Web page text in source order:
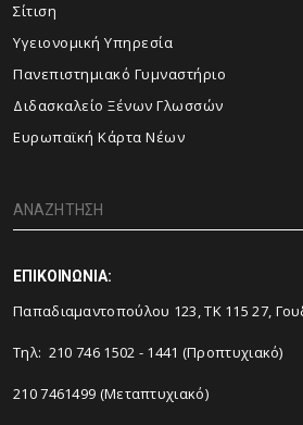
Σίτιση
Υγειονομική Υπηρεσία
Πανεπιστημιακό Γυμναστήριο
Διδασκαλείο Ξένων Γλωσσών
Ευρωπαϊκή Κάρτα Νέων
ΕΠΙΚΟΙΝΩΝΙΑ:
Παπαδιαμαντοπούλου 123, ΤΚ 115 27,
Τηλ: 210 746 1502 - 1441 (Προπτυχιακό)
210 7461499 (Μεταπτυχιακό)